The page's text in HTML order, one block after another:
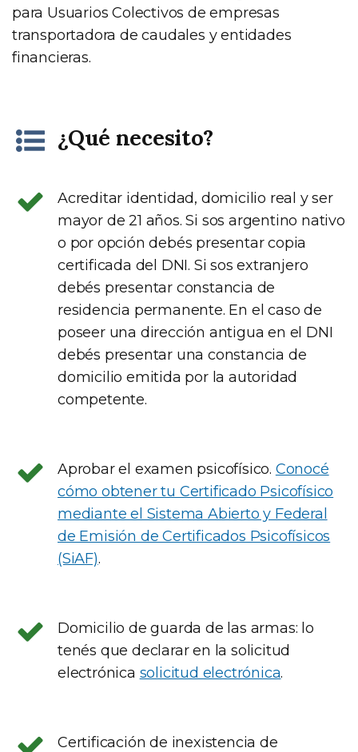
para Usuarios Colectivos de empresas
transportadora de caudales y entidades
financieras.
¿Qué necesito?
Acreditar identidad, domicilio real y ser
mayor de 21 años. Si sos argentino nativo
o por opción debés presentar copia
certificada del DNI. Si sos extranjero
debés presentar constancia de
residencia permanente. En el caso de
poseer una dirección antigua en el DNI
debés presentar una constancia de
domicilio emitida por la autoridad
competente.
Aprobar el examen psicofísico. Conocé
cómo obtener tu Certificado Psicofísico
mediante el Sistema Abierto y Federal
de Emisión de Certificados Psicofísicos
(SiAF).
Domicilio de guarda de las armas: lo
tenés que declarar en la solicitud
electrónica solicitud electrónica.
Certificación de inexistencia de